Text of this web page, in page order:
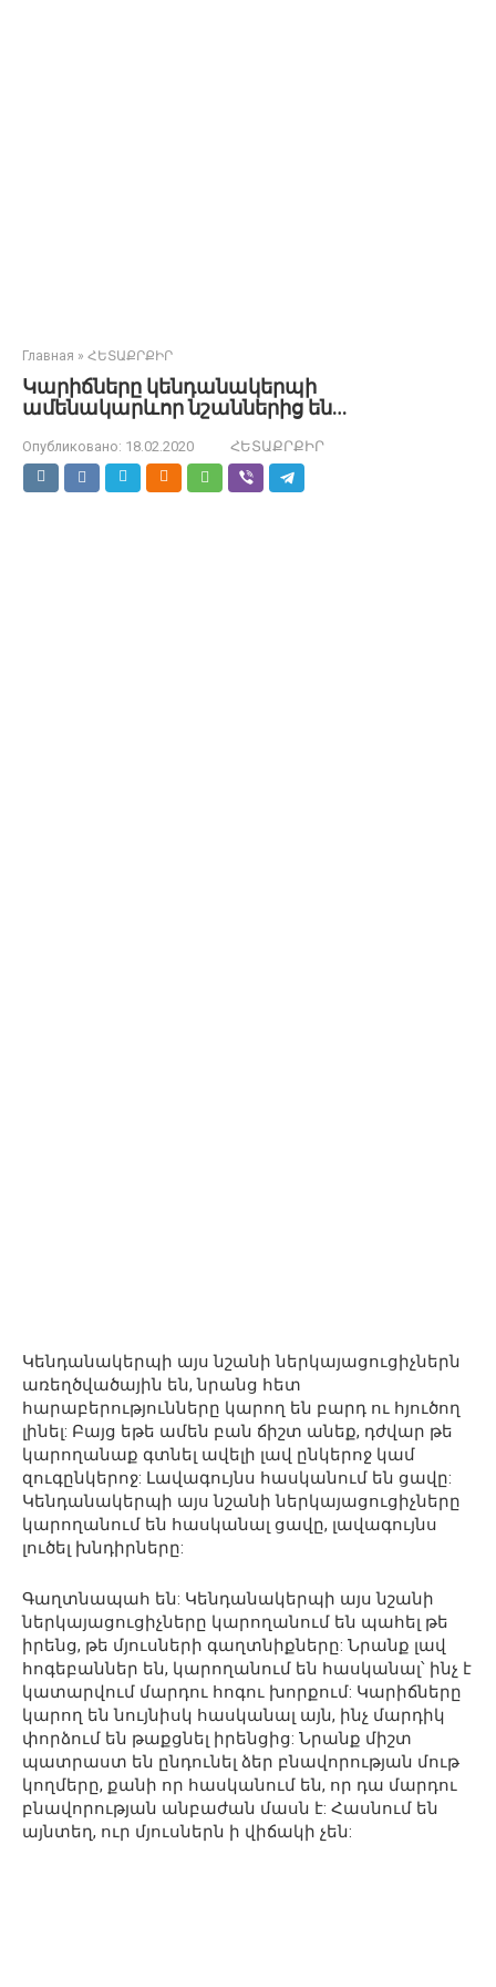
Главная » ՀԵՏԱՔՐՔԻՐ
Կարիճները կենդանակերպի
ամենակարևոր նշաններից են…
Опубликовано: 18.02.2020 ՀԵՏԱՔՐՔԻՐ
Կենդանակերպի այս նշանի ներկայացուցիչներն
առեղծվածային են, նրանց հետ
հարաբերությունները կարող են բարդ ու հյուծող
լինել: Բայց եթե ամեն բան ճիշտ անեք, դժվար թե
կարողանաք գտնել ավելի լավ ընկերոջ կամ
զուգընկերոջ: Լավագույնս հասկանում են ցավը:
Կենդանակերպի այս նշանի ներկայացուցիչները
կարողանում են հասկանալ ցավը, լավագույնս
լուծել խնդիրները:
Գաղտնապահ են: Կենդանակերպի այս նշանի
ներկայացուցիչները կարողանում են պահել թե
իրենց, թե մյուսների գաղտնիքները: Նրանք լավ
հոգեբաններ են, կարողանում են հասկանալ՝ ինչ է
կատարվում մարդու հոգու խորքում: Կարիճները
կարող են նույնիսկ հասկանալ այն, ինչ մարդիկ
փորձում են թաքցնել իրենցից: Նրանք միշտ
պատրաստ են ընդունել ձեր բնավորության մութ
կողմերը, քանի որ հասկանում են, որ դա մարդու
բնավորության անբաժան մասն է: Հասնում են
այնտեղ, ուր մյուսներն ի վիճակի չեն: